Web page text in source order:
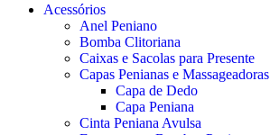
Acessórios
Anel Peniano
Bomba Clitoriana
Caixas e Sacolas para Presente
Capas Penianas e Massageadoras
Capa de Dedo
Capa Peniana
Cinta Peniana Avulsa